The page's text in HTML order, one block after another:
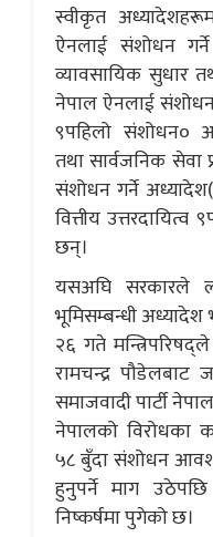
स्वीकृत
ऐनलाई संशोधन
व्यावसायिक सुधार
नेपाल ऐनलाई
९पहिलो संशोधन०
तथा सार्वजनिक सेवा
संशोधन गर्ने
वित्तीय
छन्।
यसअघि सरकारले
भूमिसम्बन्धी
२६ गते
रामचन्द्र
समाजवादी पार्टी
नेपालको विरोधका
५८ बुँदा संशोधन
हुनुपर्ने माग
निष्कर्षमा पुगेको छ।